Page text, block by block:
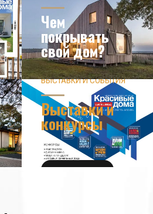
Чем
покрывать
свой дом?
УЗНАТЬ БОЛЬШЕ
ВЫСТАВКИ И СОБЫТИЯ
Выставки и
конкурсы
ПОЛУЧИТЬ БИЛЕТ